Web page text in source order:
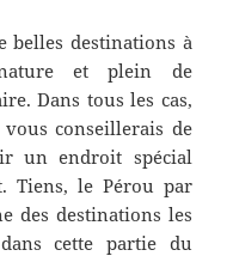
belles destinations à
et plein de
Dans tous les cas,
vous conseillerais de
un endroit spécial
Tiens, le Pérou par
des destinations les
cette partie du